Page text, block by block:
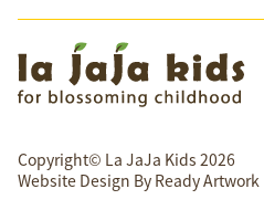
Copyright© La JaJa Kids 2026
Website Design By Ready Artwork